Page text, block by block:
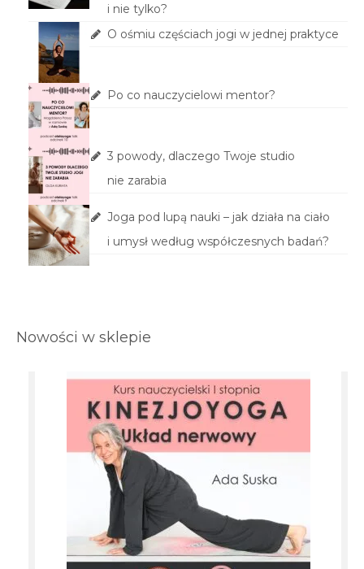
i nie tylko?
O ośmiu częściach jogi w jednej praktyce
Po co nauczycielowi mentor?
3 powody, dlaczego Twoje studio
nie zarabia
Joga pod lupą nauki – jak działa na ciało
i umysł według współczesnych badań?
Nowości w sklepie